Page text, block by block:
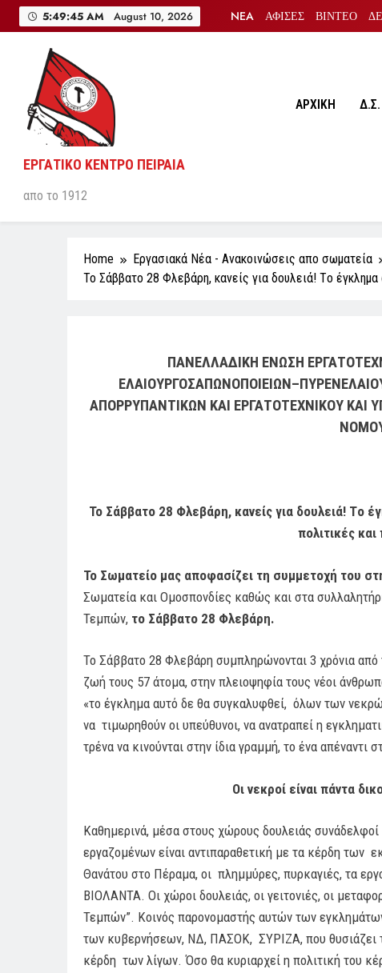
Skip
5:49:46 AM August 10, 2026 NEA ΑΦΙΣΕΣ ΒΙΝΤΕΟ
ΕΡΓΑΤΙΚΟ ΚΕΝΤΡΟ ΠΕΙΡΑΙΑ
απο το 1912
ΑΡΧΙΚΗ Δ.Σ.
Home
Εργασιακά Νέα - Aνακοινώσεις απο σωματεία
Το Σάββατο 28 Φλεβάρη, κανείς για δουλειά! Tο
ΠΑΝΕΛΛΑΔΙΚΗ ΕΝΩΣΗ
ΑΠΟΡΡΥΠΑΝΤΙΚΩΝ ΚΑΙ ΕΡΓΑΤΟΤΕΧΝΙΚΟΥ ΚΑΙ
Το Σάββατο 28 Φλεβάρη, κανείς για δουλειά! Tο
πολιτικές
Το Σωματείο μας αποφασίζει τη συμμετοχή του
Σωματεία και Ομοσπονδίες καθώς και στα
Τεμπών, το Σάββατο 28 Φλεβάρη.
Το Σάββατο 28 Φλεβάρη συμπληρώνονται 3 χρόνια
ζωή τους 57 άτομα, στην πλειοψηφία τους νέοι
«το έγκλημα αυτό δε θα συγκαλυφθεί, όλων των
να τιμωρηθούν οι υπεύθυνοι, να ανατραπεί η
τρένα να κινούνται στην ίδια γραμμή, το ένα απέναντι
Οι νεκροί είναι πάντα
Καθημερινά, μέσα στους χώρους δουλειάς
εργαζομένων είναι αντιπαραθετική με τα κέρδη των
Θανάτου στο Πέραμα, οι πλημμύρες, πυρκαγιές, τα
ΒΙΟΛΑΝΤΑ. Οι χώροι δουλειάς, οι γειτονιές, οι
Τεμπών”. Κοινός παρονομαστής αυτών των
των κυβερνήσεων, ΝΔ, ΠΑΣΟΚ, ΣΥΡΙΖΑ, που θυσιάζει
κέρδη των λίγων. Όσο θα κυριαρχεί η πολιτική του